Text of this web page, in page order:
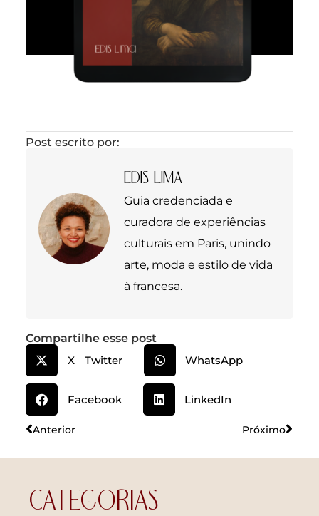
Post escrito por:
EDIS LIMA
Guia credenciada e
curadora de experiências
culturais em Paris, unindo
arte, moda e estilo de vida
à francesa.
Compartilhe esse post
X Twitter
WhatsApp
Facebook LinkedIn
Anterior Próximo
CATEGORIAS